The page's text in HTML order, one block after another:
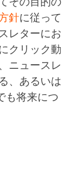
針に従って
レターにお
クリック動
ニュースレ
、あるいは
も将来につ